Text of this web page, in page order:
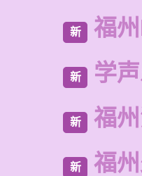
新 福
新 学
新 福
新 福